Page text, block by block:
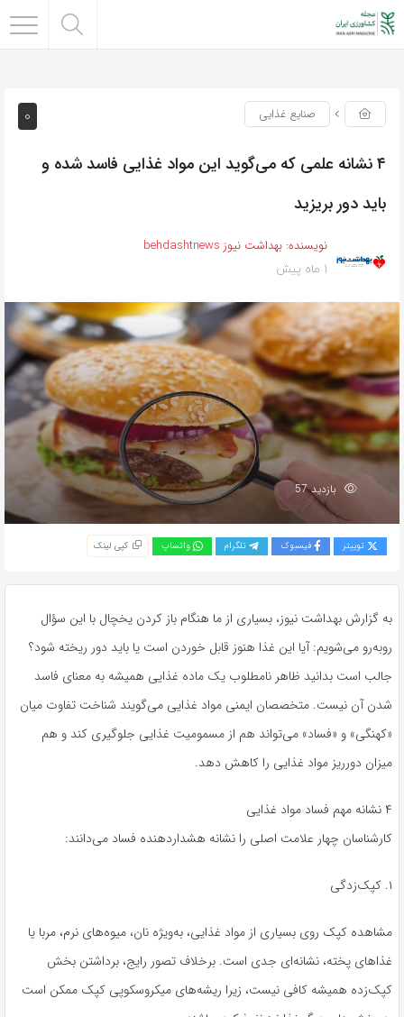
0 صنایع غذایی
۴ نشانه علمی که می‌گوید این مواد غذایی فاسد شده و
باید دور بریزید
نویسنده: بهداشت نیوز behdashtnews
1 ماه پیش
بازدید 57
توییتر فیسبوک تلگرام واتساپ کپی لینک
به گزارش بهداشت نیوز، بسیاری از ما هنگام باز کردن یخچال با این سؤال
روبه‌رو می‌شویم: آیا این غذا هنوز قابل خوردن است یا باید دور ریخته شود؟
جالب است بدانید ظاهر نامطلوب یک ماده غذایی همیشه به معنای فاسد
شدن آن نیست. متخصصان ایمنی مواد غذایی می‌گویند شناخت تفاوت میان
«کهنگی» و «فساد» می‌تواند هم از مسمومیت غذایی جلوگیری کند و هم
میزان دورریز مواد غذایی را کاهش دهد.
۴ نشانه مهم فساد مواد غذایی
کارشناسان چهار علامت اصلی را نشانه هشداردهنده فساد می‌دانند:
۱. کپک‌زدگی
مشاهده کپک روی بسیاری از مواد غذایی، به‌ویژه نان، میوه‌های نرم، مربا یا
غذاهای پخته، نشانه‌ای جدی است. برخلاف تصور رایج، برداشتن بخش
کپک‌زده همیشه کافی نیست، زیرا ریشه‌های میکروسکوپی کپک ممکن است